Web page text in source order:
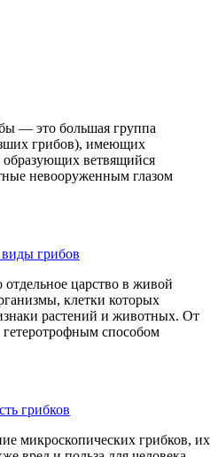
— это большая группа
грибов), имеющих
образующих ветвящийся
невооруженным глазом
грибов
царство в живой
клетки которых
растений и животных. От
способом
грибков
микроскопических грибков, их